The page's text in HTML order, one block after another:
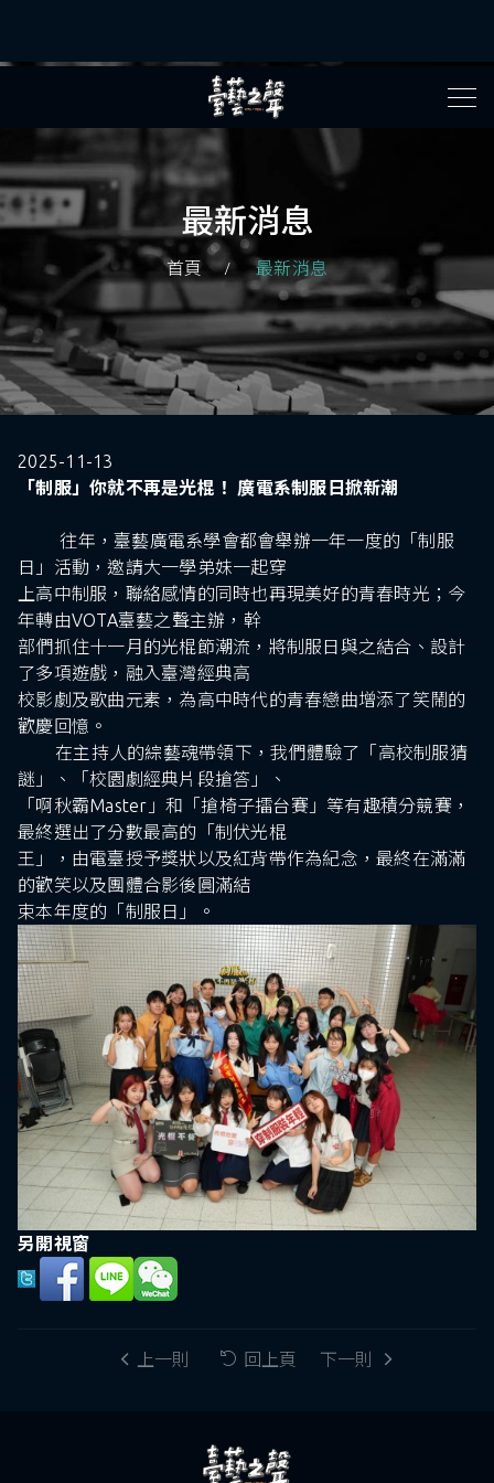
最新消息
首頁 最新消息
2025-11-13
「制服」你就不再是光棍！ 廣電系制服日掀新潮
往年，臺藝廣電系學會都會舉辦一年一度的「制服
日」活動，邀請大一學弟妹一起穿
上高中制服，聯絡感情的同時也再現美好的青春時光；今
年轉由VOTA臺藝之聲主辦，幹
部們抓住十一月的光棍節潮流，將制服日與之結合、設計
了多項遊戲，融入臺灣經典高
校影劇及歌曲元素，為高中時代的青春戀曲增添了笑鬧的
歡慶回憶。
在主持人的綜藝魂帶領下，我們體驗了「高校制服猜
謎」、「校園劇經典片段搶答」、
「啊秋霸Master」和「搶椅子擂台賽」等有趣積分競賽，
最終選出了分數最高的「制伏光棍
王」，由電臺授予獎狀以及紅背帶作為紀念，最終在滿滿
的歡笑以及團體合影後圓滿結
束本年度的「制服日」。
另開視窗
上一則 回上頁 下一則